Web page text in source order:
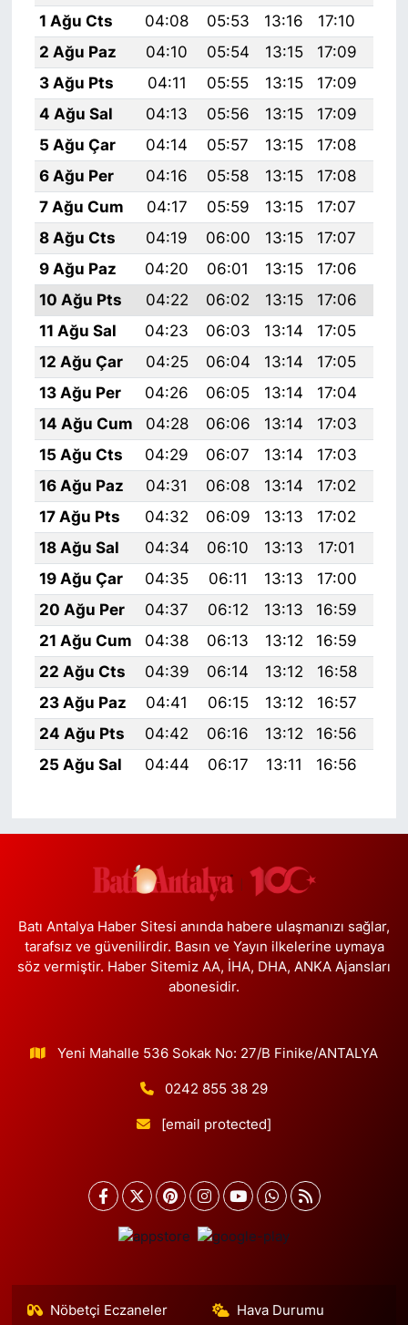
1 Ağu Cts
04:08 05:53 13:16 17:10
2 Ağu Paz
04:10 05:54 13:15 17:09
3 Ağu Pts
04:11 05:55 13:15 17:09
4 Ağu Sal
04:13 05:56 13:15 17:09
5 Ağu Çar
04:14 05:57 13:15 17:08
6 Ağu Per
04:16 05:58 13:15 17:08
7 Ağu Cum
04:17 05:59 13:15 17:07
8 Ağu Cts
04:19 06:00 13:15 17:07
9 Ağu Paz
04:20 06:01 13:15 17:06
10 Ağu Pts
04:22 06:02 13:15 17:06
11 Ağu Sal
04:23 06:03 13:14 17:05
12 Ağu Çar
04:25 06:04 13:14 17:05
13 Ağu Per
04:26 06:05 13:14 17:04
14 Ağu Cum
04:28 06:06 13:14 17:03
15 Ağu Cts
04:29 06:07 13:14 17:03
16 Ağu Paz
04:31 06:08 13:14 17:02
17 Ağu Pts
04:32 06:09 13:13 17:02
18 Ağu Sal
04:34 06:10 13:13 17:01
19 Ağu Çar
04:35 06:11 13:13 17:00
20 Ağu Per
04:37 06:12 13:13 16:59
21 Ağu Cum
04:38 06:13 13:12 16:59
22 Ağu Cts
04:39 06:14 13:12 16:58
23 Ağu Paz
04:41 06:15 13:12 16:57
24 Ağu Pts
04:42 06:16 13:12 16:56
25 Ağu Sal
04:44 06:17 13:11 16:56
Batı Antalya Haber Sitesi anında habere ulaşmanızı sağlar,
tarafsız ve güvenilirdir. Basın ve Yayın ilkelerine uymaya
söz vermiştir. Haber Sitemiz AA, İHA, DHA, ANKA Ajansları
abonesidir.
Yeni Mahalle 536 Sokak No: 27/B Finike/ANTALYA
0242 855 38 29
[email protected]
Nöbetçi Eczaneler Hava Durumu